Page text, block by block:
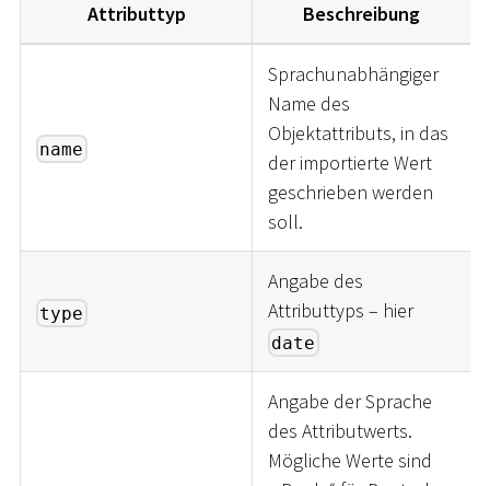
Attributtyp Beschreibung
name
Sprachunabhängiger
Name des
Objektattributs, in das
der importierte Wert
geschrieben werden
soll.
type
Angabe des
Attributtyps – hier
date
Angabe der Sprache
des Attributwerts.
Mögliche Werte sind